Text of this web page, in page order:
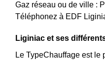
Gaz réseau ou de ville :
Téléphonez à EDF
Liginiac et ses
Le TypeChauffage est